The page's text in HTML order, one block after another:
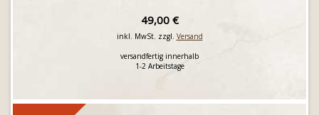
49,00 €
inkl. MwSt. zzgl. Versand
versandfertig innerhalb
1-2 Arbeitstage